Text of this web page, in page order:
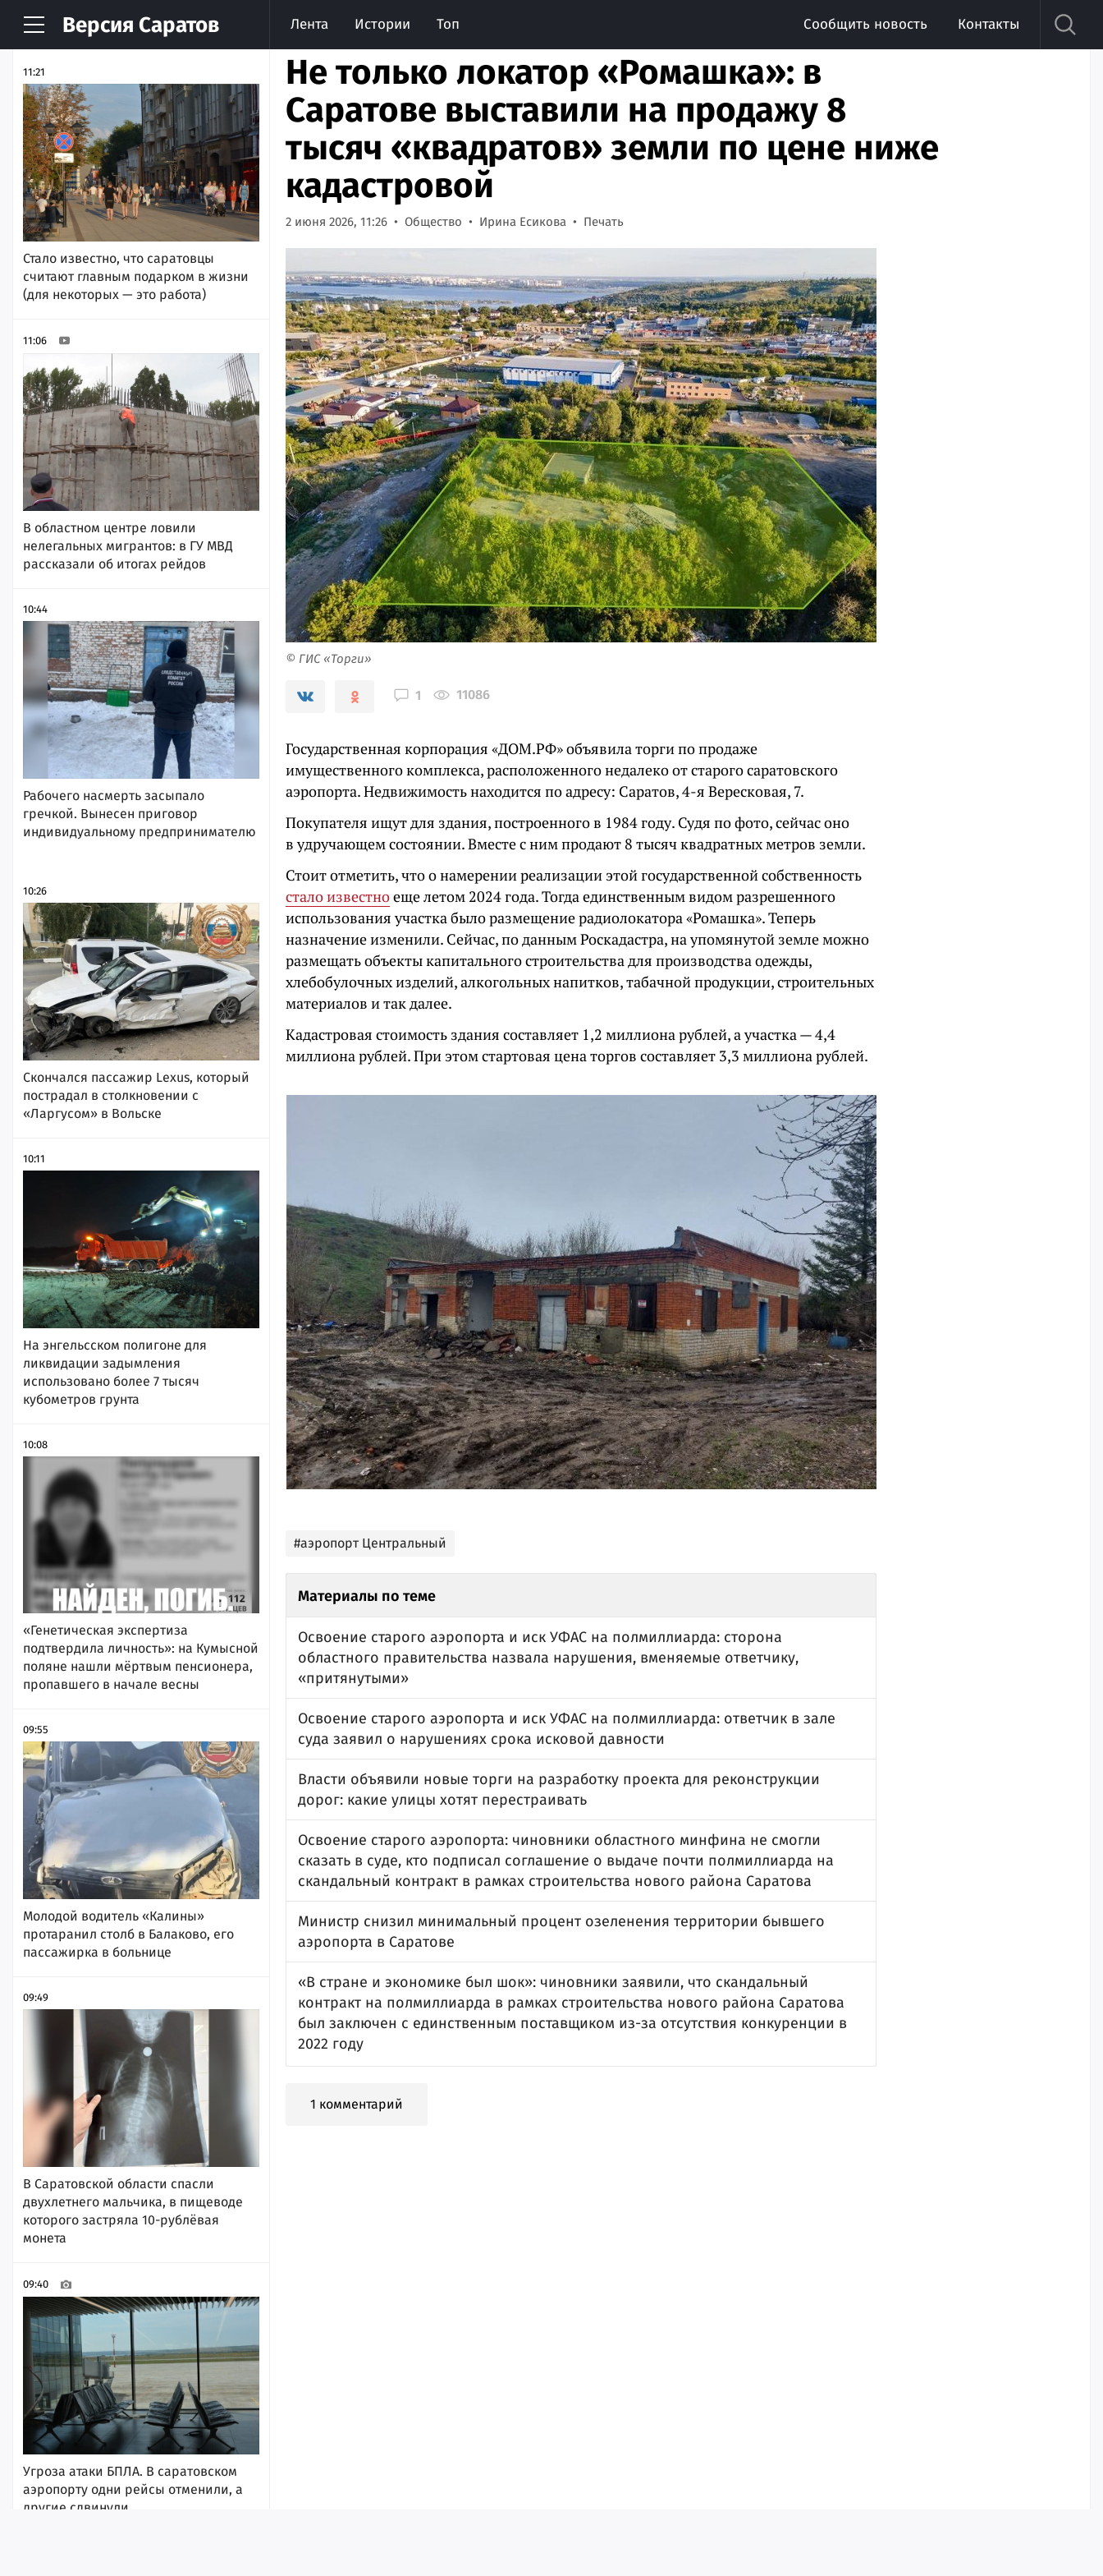
Версия Саратов Лента Истории Топ Сообщить новость Контакты
НОВОСТИ АРХИВ
11:21
Стало известно, что саратовцы
считают главным подарком в жизни
(для некоторых — это работа)
11:06
В областном центре ловили
нелегальных мигрантов: в ГУ МВД
рассказали об итогах рейдов
10:44
Рабочего насмерть засыпало
гречкой. Вынесен приговор
индивидуальному предпринимателю
10:26
Скончался пассажир Lexus, который
пострадал в столкновении с
«Ларгусом» в Вольске
10:11
На энгельсском полигоне для
ликвидации задымления
использовано более 7 тысяч
кубометров грунта
10:08
«Генетическая экспертиза
подтвердила личность»: на Кумысной
поляне нашли мёртвым пенсионера,
пропавшего в начале весны
09:55
Молодой водитель «Калины»
протаранил столб в Балаково, его
пассажирка в больнице
09:49
В Саратовской области спасли
двухлетнего мальчика, в пищеводе
которого застряла 10-рублёвая
монета
09:40
Угроза атаки БПЛА. В саратовском
аэропорту одни рейсы отменили, а
другие сдвинули
Не только локатор «Ромашка»: в
Саратове выставили на продажу 8
тысяч «квадратов» земли по цене ниже
кадастровой
2 июня 2026, 11:26 Общество Ирина Есикова Печать
© ГИС «Торги»
1 11086
Государственная корпорация «ДОМ.РФ» объявила торги по продаже
имущественного комплекса, расположенного недалеко от старого саратовского
аэропорта. Недвижимость находится по адресу: Саратов, 4-я Вересковая, 7.
Покупателя ищут для здания, построенного в 1984 году. Судя по фото, сейчас оно
в удручающем состоянии. Вместе с ним продают 8 тысяч квадратных метров земли.
Стоит отметить, что о намерении реализации этой государственной собственность
стало известноеще летом 2024 года. Тогда единственным видом разрешенного
использования участка было размещение радиолокатора «Ромашка». Теперь
назначение изменили. Сейчас, по данным Роскадастра, на упомянутой земле можно
размещать объекты капитального строительства для производства одежды,
хлебобулочных изделий, алкогольных напитков, табачной продукции, строительных
материалов и так далее.
Кадастровая стоимость здания составляет 1,2 миллиона рублей, а участка — 4,4
миллиона рублей. При этом стартовая цена торгов составляет 3,3 миллиона рублей.
#аэропорт Центральный
Материалы по теме
Освоение старого аэропорта и иск УФАС на полмиллиарда: сторона
областного правительства назвала нарушения, вменяемые ответчику,
«притянутыми»
Освоение старого аэропорта и иск УФАС на полмиллиарда: ответчик в зале
суда заявил о нарушениях срока исковой давности
Власти объявили новые торги на разработку проекта для реконструкции
дорог: какие улицы хотят перестраивать
Освоение старого аэропорта: чиновники областного минфина не смогли
сказать в суде, кто подписал соглашение о выдаче почти полмиллиарда на
скандальный контракт в рамках строительства нового района Саратова
Министр снизил минимальный процент озеленения территории бывшего
аэропорта в Саратове
«В стране и экономике был шок»: чиновники заявили, что скандальный
контракт на полмиллиарда в рамках строительства нового района Саратова
был заключен с единственным поставщиком из-за отсутствия конкуренции в
2022 году
1 комментарий